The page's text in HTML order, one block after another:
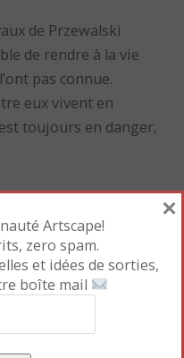
de Przewalski
de rendre à la vie
pas connue.
eux vivent en
toujours en danger,
Pamir et l’interview
qui a soigné Pamir
Plantes, dansL’histoire
.
Artscape!
zero spam.
et idées de sorties,
boîte mail
×